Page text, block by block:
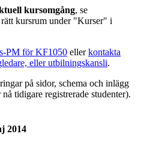
kursomgång, se
kursrum under "Kurser" i
PM för KF1050 ellerkontakta
eller utbilningskansli.
på sidor, schema och inlägg
tidigare registrerade studenter).
2014